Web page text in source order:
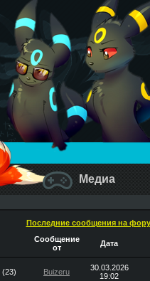
Медиа
Последние сообщения на
Сообщение
от
Дата
(23) Buizeru
30.03.2026
19:02